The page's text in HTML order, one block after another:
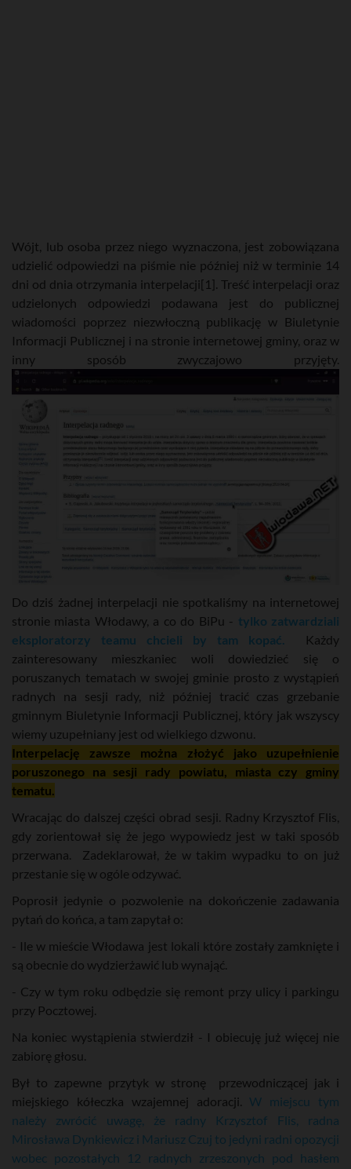
Wójt, lub osoba przez niego wyznaczona, jest zobowiązana
udzielić odpowiedzi na piśmie nie później niż w terminie 14
dni od dnia otrzymania interpelacji[1]. Treść interpelacji oraz
udzielonych odpowiedzi podawana jest do publicznej
wiadomości poprzez niezwłoczną publikację w Biuletynie
Informacji Publicznej i na stronie internetowej gminy, oraz w
inny sposób zwyczajowo przyjęty.
Do dziś żadnej interpelacji nie spotkaliśmy na internetowej
stronie miasta Włodawy, a co do BiPu - tylko zatwardziali
eksploratorzy teamu chcieli by tam kopać.
Każdy
zainteresowany mieszkaniec woli dowiedzieć się o
poruszanych tematach w swojej gminie prosto z wystąpień
radnych na sesji rady, niż później tracić czas grzebanie
gminnym Biuletynie Informacji Publicznej, który jak wszyscy
wiemy uzupełniany jest od wielkiego dzwonu.
Interpelację zawsze można złożyć jako uzupełnienie
poruszonego na sesji rady powiatu, miasta czy gminy
tematu.
Wracając do dalszej części obrad sesji. Radny Krzysztof Flis,
gdy zorientował się że jego wypowiedz jest w taki sposób
przerwana. Zadeklarował, że w takim wypadku to on już
przestanie się w ogóle odzywać.
Poprosił jedynie o pozwolenie na dokończenie zadawania
pytań do końca, a tam zapytał o:
- Ile w mieście Włodawa jest lokali które zostały zamknięte i
są obecnie do wydzierżawić lub wynająć.
- Czy w tym roku odbędzie się remont przy ulicy i parkingu
przy Pocztowej.
Na koniec wystąpienia stwierdził - I obiecuję już więcej nie
zabiorę głosu.
Był to zapewne przytyk w stronę przewodniczącej jak i
miejskiego kółeczka wzajemnej adoracji.W miejscu tym
należy zwrócić uwagę, że radny Krzysztof Flis, radna
Mirosława Dynkiewicz i Mariusz Czuj to jedyni radni opozycji
wobec pozostałych 12 radnych zrzeszonych pod hasłem